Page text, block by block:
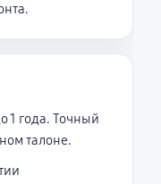
1 года. Точный
талоне.